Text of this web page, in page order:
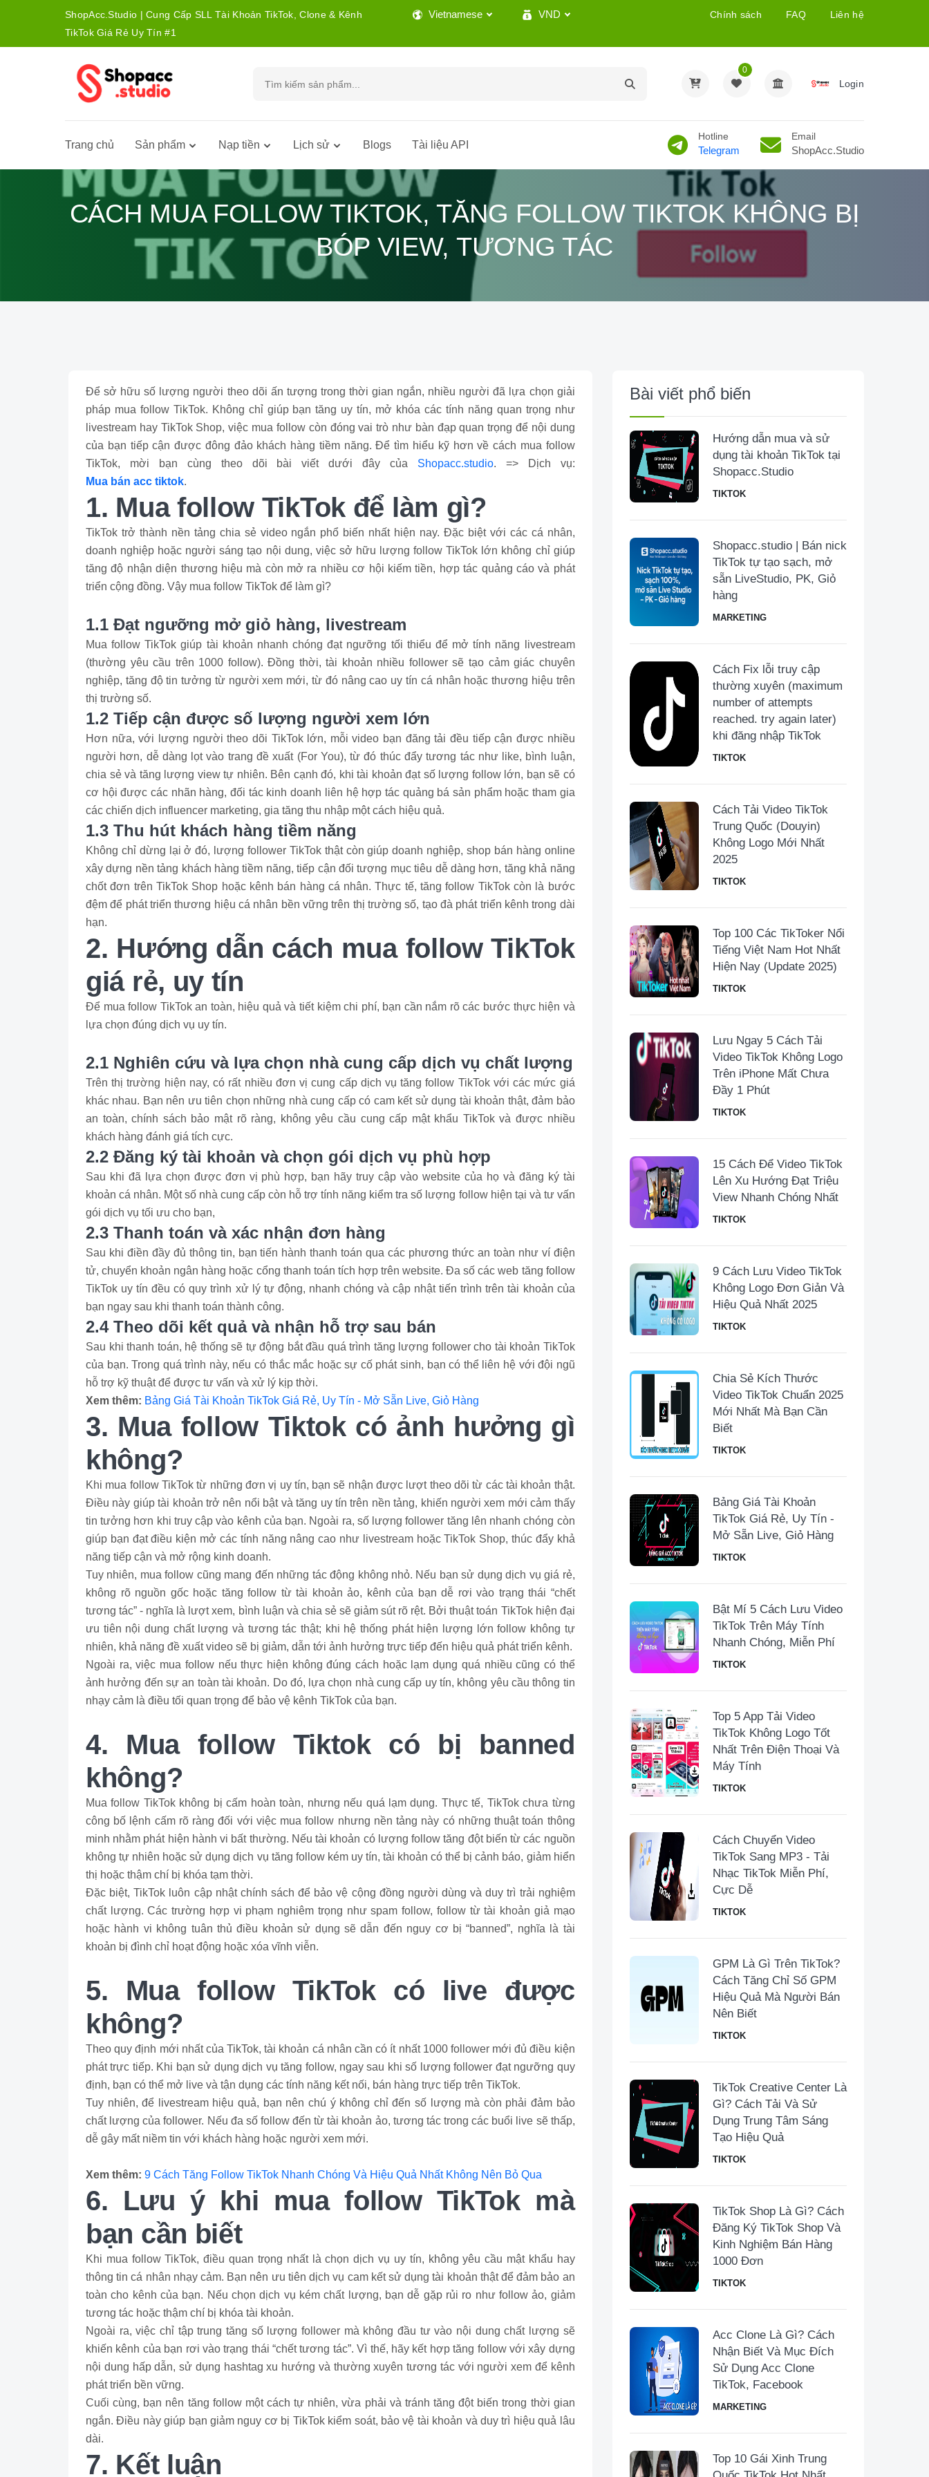
ShopAcc.Studio | Cung Cấp SLL Tài Khoản TikTok, Clone & Kênh
TikTok Giá Rẻ Uy Tín #1
Vietnamese VND Chính sách FAQ Liên hệ
0
Login
Trang chủ Sản phẩm Nạp tiền Lịch sử Blogs Tài liệu API
Hotline
Telegram
Email
ShopAcc.Studio
CÁCH MUA FOLLOW TIKTOK, TĂNG FOLLOW TIKTOK KHÔNG BỊ
BÓP VIEW, TƯƠNG TÁC
Để sở hữu số lượng người theo dõi ấn tượng trong thời gian ngắn, nhiều người đã lựa chọn giải
pháp mua follow TikTok. Không chỉ giúp bạn tăng uy tín, mở khóa các tính năng quan trọng như
livestream hay TikTok Shop, việc mua follow còn đóng vai trò như bàn đạp quan trọng để nội dung
của bạn tiếp cận được đông đảo khách hàng tiềm năng. Để tìm hiểu kỹ hơn về cách mua follow
TikTok, mời bạn cùng theo dõi bài viết dưới đây của Shopacc.studio. => Dịch vụ:
Mua bán acc tiktok.
1. Mua follow TikTok để làm gì?
TikTok trở thành nền tảng chia sẻ video ngắn phổ biến nhất hiện nay. Đặc biệt với các cá nhân,
doanh nghiệp hoặc người sáng tạo nội dung, việc sở hữu lượng follow TikTok lớn không chỉ giúp
tăng độ nhận diện thương hiệu mà còn mở ra nhiều cơ hội kiếm tiền, hợp tác quảng cáo và phát
triển cộng đồng. Vậy mua follow TikTok để làm gì?
1.1 Đạt ngưỡng mở giỏ hàng, livestream
Mua follow TikTok giúp tài khoản nhanh chóng đạt ngưỡng tối thiểu để mở tính năng livestream
(thường yêu cầu trên 1000 follow). Đồng thời, tài khoản nhiều follower sẽ tạo cảm giác chuyên
nghiệp, tăng độ tin tưởng từ người xem mới, từ đó nâng cao uy tín cá nhân hoặc thương hiệu trên
thị trường số.
1.2 Tiếp cận được số lượng người xem lớn
Hơn nữa, với lượng người theo dõi TikTok lớn, mỗi video bạn đăng tải đều tiếp cận được nhiều
người hơn, dễ dàng lọt vào trang đề xuất (For You), từ đó thúc đẩy tương tác như like, bình luận,
chia sẻ và tăng lượng view tự nhiên. Bên cạnh đó, khi tài khoản đạt số lượng follow lớn, bạn sẽ có
cơ hội được các nhãn hàng, đối tác kinh doanh liên hệ hợp tác quảng bá sản phẩm hoặc tham gia
các chiến dịch influencer marketing, gia tăng thu nhập một cách hiệu quả.
1.3 Thu hút khách hàng tiềm năng
Không chỉ dừng lại ở đó, lượng follower TikTok thật còn giúp doanh nghiệp, shop bán hàng online
xây dựng nền tảng khách hàng tiềm năng, tiếp cận đối tượng mục tiêu dễ dàng hơn, tăng khả năng
chốt đơn trên TikTok Shop hoặc kênh bán hàng cá nhân. Thực tế, tăng follow TikTok còn là bước
đệm để phát triển thương hiệu cá nhân bền vững trên thị trường số, tạo đà phát triển kênh trong dài
hạn.
2. Hướng dẫn cách mua follow TikTok
giá rẻ, uy tín
Để mua follow TikTok an toàn, hiệu quả và tiết kiệm chi phí, bạn cần nắm rõ các bước thực hiện và
lựa chọn đúng dịch vụ uy tín.
2.1 Nghiên cứu và lựa chọn nhà cung cấp dịch vụ chất lượng
Trên thị trường hiện nay, có rất nhiều đơn vị cung cấp dịch vụ tăng follow TikTok với các mức giá
khác nhau. Bạn nên ưu tiên chọn những nhà cung cấp có cam kết sử dụng tài khoản thật, đảm bảo
an toàn, chính sách bảo mật rõ ràng, không yêu cầu cung cấp mật khẩu TikTok và được nhiều
khách hàng đánh giá tích cực.
2.2 Đăng ký tài khoản và chọn gói dịch vụ phù hợp
Sau khi đã lựa chọn được đơn vị phù hợp, bạn hãy truy cập vào website của họ và đăng ký tài
khoản cá nhân. Một số nhà cung cấp còn hỗ trợ tính năng kiểm tra số lượng follow hiện tại và tư vấn
gói dịch vụ tối ưu cho bạn,
2.3 Thanh toán và xác nhận đơn hàng
Sau khi điền đầy đủ thông tin, bạn tiến hành thanh toán qua các phương thức an toàn như ví điện
tử, chuyển khoản ngân hàng hoặc cổng thanh toán tích hợp trên website. Đa số các web tăng follow
TikTok uy tín đều có quy trình xử lý tự động, nhanh chóng và cập nhật tiến trình trên tài khoản của
bạn ngay sau khi thanh toán thành công.
2.4 Theo dõi kết quả và nhận hỗ trợ sau bán
Sau khi thanh toán, hệ thống sẽ tự động bắt đầu quá trình tăng lượng follower cho tài khoản TikTok
của bạn. Trong quá trình này, nếu có thắc mắc hoặc sự cố phát sinh, bạn có thể liên hệ với đội ngũ
hỗ trợ kỹ thuật để được tư vấn và xử lý kịp thời.
Xem thêm: Bảng Giá Tài Khoản TikTok Giá Rẻ, Uy Tín - Mở Sẵn Live, Giỏ Hàng
3. Mua follow Tiktok có ảnh hưởng gì
không?
Khi mua follow TikTok từ những đơn vị uy tín, bạn sẽ nhận được lượt theo dõi từ các tài khoản thật.
Điều này giúp tài khoản trở nên nổi bật và tăng uy tín trên nền tảng, khiến người xem mới cảm thấy
tin tưởng hơn khi truy cập vào kênh của bạn. Ngoài ra, số lượng follower tăng lên nhanh chóng còn
giúp bạn đạt điều kiện mở các tính năng nâng cao như livestream hoặc TikTok Shop, thúc đẩy khả
năng tiếp cận và mở rộng kinh doanh.
Tuy nhiên, mua follow cũng mang đến những tác động không nhỏ. Nếu bạn sử dụng dịch vụ giá rẻ,
không rõ nguồn gốc hoặc tăng follow từ tài khoản ảo, kênh của bạn dễ rơi vào trạng thái “chết
tương tác” - nghĩa là lượt xem, bình luận và chia sẻ sẽ giảm sút rõ rệt. Bởi thuật toán TikTok hiện đại
ưu tiên nội dung chất lượng và tương tác thật; khi hệ thống phát hiện lượng lớn follow không tự
nhiên, khả năng đề xuất video sẽ bị giảm, dẫn tới ảnh hưởng trực tiếp đến hiệu quả phát triển kênh.
Ngoài ra, việc mua follow nếu thực hiện không đúng cách hoặc lạm dụng quá nhiều cũng có thể
ảnh hưởng đến sự an toàn tài khoản. Do đó, lựa chọn nhà cung cấp uy tín, không yêu cầu thông tin
nhạy cảm là điều tối quan trọng để bảo vệ kênh TikTok của bạn.
4. Mua follow Tiktok có bị banned
không?
Mua follow TikTok không bị cấm hoàn toàn, nhưng nếu quá lạm dụng. Thực tế, TikTok chưa từng
công bố lệnh cấm rõ ràng đối với việc mua follow nhưng nền tảng này có những thuật toán thông
minh nhằm phát hiện hành vi bất thường. Nếu tài khoản có lượng follow tăng đột biến từ các nguồn
không tự nhiên hoặc sử dụng dịch vụ tăng follow kém uy tín, tài khoản có thể bị cảnh báo, giảm hiển
thị hoặc thậm chí bị khóa tạm thời.
Đặc biệt, TikTok luôn cập nhật chính sách để bảo vệ cộng đồng người dùng và duy trì trải nghiệm
chất lượng. Các trường hợp vi phạm nghiêm trọng như spam follow, follow từ tài khoản giả mạo
hoặc hành vi không tuân thủ điều khoản sử dụng sẽ dẫn đến nguy cơ bị “banned”, nghĩa là tài
khoản bị đình chỉ hoạt động hoặc xóa vĩnh viễn.
5. Mua follow TikTok có live được
không?
Theo quy định mới nhất của TikTok, tài khoản cá nhân cần có ít nhất 1000 follower mới đủ điều kiện
phát trực tiếp. Khi bạn sử dụng dịch vụ tăng follow, ngay sau khi số lượng follower đạt ngưỡng quy
định, bạn có thể mở live và tận dụng các tính năng kết nối, bán hàng trực tiếp trên TikTok.
Tuy nhiên, để livestream hiệu quả, bạn nên chú ý không chỉ đến số lượng mà còn phải đảm bảo
chất lượng của follower. Nếu đa số follow đến từ tài khoản ảo, tương tác trong các buổi live sẽ thấp,
dễ gây mất niềm tin với khách hàng hoặc người xem mới.
Xem thêm: 9 Cách Tăng Follow TikTok Nhanh Chóng Và Hiệu Quả Nhất Không Nên Bỏ Qua
6. Lưu ý khi mua follow TikTok mà
bạn cần biết
Khi mua follow TikTok, điều quan trọng nhất là chọn dịch vụ uy tín, không yêu cầu mật khẩu hay
thông tin cá nhân nhạy cảm. Bạn nên ưu tiên dịch vụ cam kết sử dụng tài khoản thật để đảm bảo an
toàn cho kênh của bạn. Nếu chọn dịch vụ kém chất lượng, bạn dễ gặp rủi ro như follow ảo, giảm
tương tác hoặc thậm chí bị khóa tài khoản.
Ngoài ra, việc chỉ tập trung tăng số lượng follower mà không đầu tư vào nội dung chất lượng sẽ
khiến kênh của bạn rơi vào trạng thái “chết tương tác”. Vì thế, hãy kết hợp tăng follow với xây dựng
nội dung hấp dẫn, sử dụng hashtag xu hướng và thường xuyên tương tác với người xem để kênh
phát triển bền vững.
Cuối cùng, bạn nên tăng follow một cách tự nhiên, vừa phải và tránh tăng đột biến trong thời gian
ngắn. Điều này giúp bạn giảm nguy cơ bị TikTok kiểm soát, bảo vệ tài khoản và duy trì hiệu quả lâu
dài.
7. Kết luận
Bài viết phổ biến
Hướng dẫn mua và sử
dụng tài khoản TikTok tại
Shopacc.Studio
TIKTOK
Shopacc.studio | Bán nick
TikTok tự tạo sạch, mở
sẵn LiveStudio, PK, Giỏ
hàng
MARKETING
Cách Fix lỗi truy cập
thường xuyên (maximum
number of attempts
reached. try again later)
khi đăng nhập TikTok
TIKTOK
Cách Tải Video TikTok
Trung Quốc (Douyin)
Không Logo Mới Nhất
2025
TIKTOK
Top 100 Các TikToker Nổi
Tiếng Việt Nam Hot Nhất
Hiện Nay (Update 2025)
TIKTOK
Lưu Ngay 5 Cách Tải
Video TikTok Không Logo
Trên iPhone Mất Chưa
Đầy 1 Phút
TIKTOK
15 Cách Để Video TikTok
Lên Xu Hướng Đạt Triệu
View Nhanh Chóng Nhất
TIKTOK
9 Cách Lưu Video TikTok
Không Logo Đơn Giản Và
Hiệu Quả Nhất 2025
TIKTOK
Chia Sẻ Kích Thước
Video TikTok Chuẩn 2025
Mới Nhất Mà Bạn Cần
Biết
TIKTOK
Bảng Giá Tài Khoản
TikTok Giá Rẻ, Uy Tín -
Mở Sẵn Live, Giỏ Hàng
TIKTOK
Bật Mí 5 Cách Lưu Video
TikTok Trên Máy Tính
Nhanh Chóng, Miễn Phí
TIKTOK
Top 5 App Tải Video
TikTok Không Logo Tốt
Nhất Trên Điện Thoại Và
Máy Tính
TIKTOK
Cách Chuyển Video
TikTok Sang MP3 - Tải
Nhạc TikTok Miễn Phí,
Cực Dễ
TIKTOK
GPM Là Gì Trên TikTok?
Cách Tăng Chỉ Số GPM
Hiệu Quả Mà Người Bán
Nên Biết
TIKTOK
TikTok Creative Center Là
Gì? Cách Tải Và Sử
Dụng Trung Tâm Sáng
Tạo Hiệu Quả
TIKTOK
TikTok Shop Là Gì? Cách
Đăng Ký TikTok Shop Và
Kinh Nghiệm Bán Hàng
1000 Đơn
TIKTOK
Acc Clone Là Gì? Cách
Nhận Biết Và Mục Đích
Sử Dụng Acc Clone
TikTok, Facebook
MARKETING
Top 10 Gái Xinh Trung